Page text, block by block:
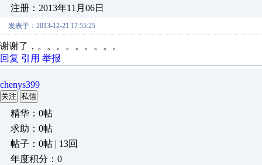
注册：2013年11月06日
发表于：2013-12-21 17:55:25
谢谢了，。。。。。。。。。
回复 引用 举报
chenys399
关注 私信
精华：0帖
求助：0帖
帖子：0帖 | 13回
年度积分：0